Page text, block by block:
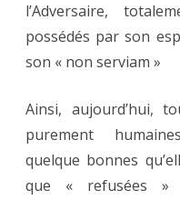
l’Adversaire,
possédés par son
son « non serviam »
Ainsi, aujourd’hui,
purement
quelque bonnes
que « refusées »